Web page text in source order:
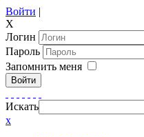
Войти |
X
Логин
Пароль
Запомнить меня
Войти
Искать
x